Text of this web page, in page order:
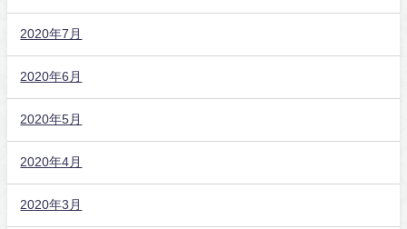
2020年7月
2020年6月
2020年5月
2020年4月
2020年3月